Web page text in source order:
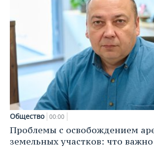
Общество 00:00
Проблемы с освобождением
земельных участков: что важно